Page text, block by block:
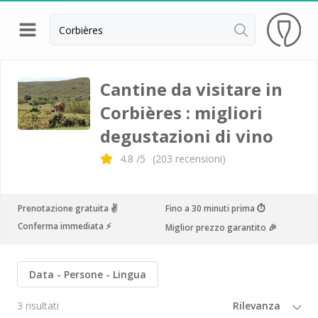
Indietro
Cantine da visitare e degustazioni vini Alsazia
Cantine da visitare e degustazioni vini Beaujolais
Cantine da visitare e degustazioni vini Bordeaux
Cantine da visitare e degustazioni vini Borgogna
Champagne
Cantine da visitare e degustazioni vini Giura
Cantine da visitare e degustazioni vini Languedoc
Roussillon
Cantine da visitare e degustazioni vini Poitou
Cantine da visitare in
Corbières : migliori
degustazioni di vino
4.8 /5 (203 recensioni)
Prenotazione gratuita ✌️
Fino a 30 minuti prima ⏱
Conferma immediata ⚡️
Miglior prezzo garantito 🎉
Data Persone Lingua
3 risultati